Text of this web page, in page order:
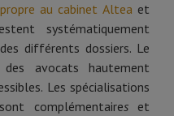
au cabinet Altea et
systématiquement
différents dossiers. Le
avocats hautement
Les spécialisations
complémentaires et